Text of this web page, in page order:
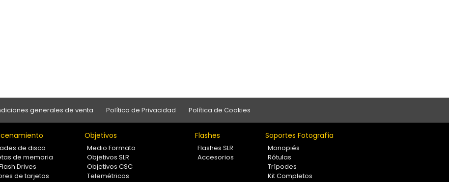
generales de venta Política de Privacidad Política de Cookies
de disco
de memoria
Drives
de tarjetas
Objetivos
Medio Formato
Objetivos SLR
Objetivos CSC
Telemétricos
Flashes
Flashes SLR
Accesorios
Soportes Fotografía
Monopiés
Rótulas
Trípodes
Kit Completos